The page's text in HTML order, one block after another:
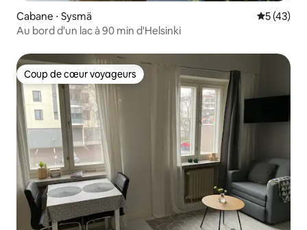
Cabane ⋅ Sysmä
5 (43)
Au bord d'un lac à 90 min d'Helsinki
Coup de cœur voyageurs
Coup de cœur voyageurs